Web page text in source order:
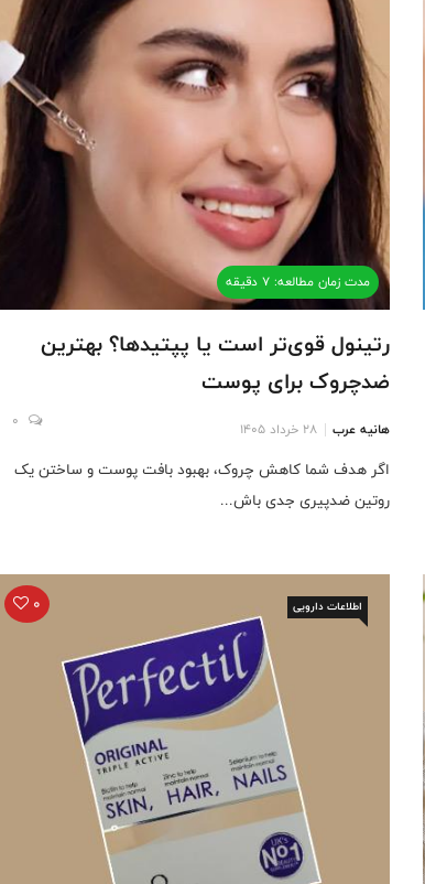
مدت زمان مطالعه: 7 دقیقه
رتینول قوی‌تر است یا پپتیدها؟ بهترین
ضدچروک برای پوست
هانیه عرب 28 خرداد 1405 0
اگر هدف شما کاهش چروک، بهبود بافت پوست و ساختن یک
روتین ضدپیری جدی باش...
0 اطلاعات دارویی